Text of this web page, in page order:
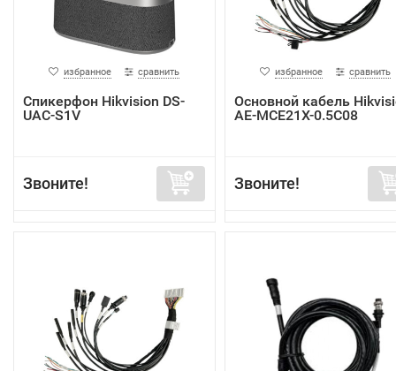
избранное сравнить
Спикерфон Hikvision DS-
UAC-S1V
Звоните!
избранное сравнить
Основной кабель
AE-MCE21X-0.5C08
Звоните!